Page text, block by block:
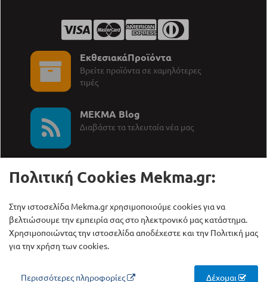
ΕκθεσιακάΠροϊόντα
Βρείτε προϊόντα σε χαμηλότερες
τιμές
MEKMA Blog
∆ιαβάστε τα τελευταία νέα μας
Καλέστε μας:
+30 210 27 58 228
ΜΕΚΜΑ Α.Ε.
Γρηγορίου Λαμπράκη 21,
Λυκόβρυση Τ.Κ. 14123
Πολιτική Cookies Mekma.gr:
Στην ιστοσελίδα Mekma.gr χρησιμοποιούμε cookies για να
βελτιώσουμε την εμπειρία σας στο ηλεκτρονικό μας κατάστημα.
Χρησιμοποιώντας την ιστοσελίδα αποδέχεστε και την Πολιτική μας
για την χρήση των cookies.
Περισσότερες πληροφορίες Δέχομαι